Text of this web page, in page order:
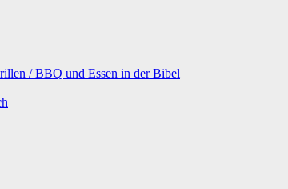
/ BBQ und Essen in der Bibel